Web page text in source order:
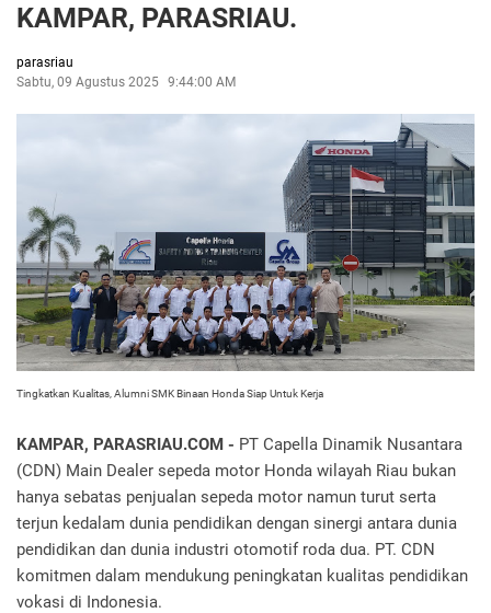
KAMPAR, PARASRIAU.
parasriau
Sabtu, 09 Agustus 2025 9:44:00 AM
Tingkatkan Kualitas, Alumni SMK Binaan Honda Siap Untuk Kerja
KAMPAR, PARASRIAU.COM - PT Capella Dinamik Nusantara
(CDN) Main Dealer sepeda motor Honda wilayah Riau bukan
hanya sebatas penjualan sepeda motor namun turut serta
terjun kedalam dunia pendidikan dengan sinergi antara dunia
pendidikan dan dunia industri otomotif roda dua. PT. CDN
komitmen dalam mendukung peningkatan kualitas pendidikan
vokasi di Indonesia.